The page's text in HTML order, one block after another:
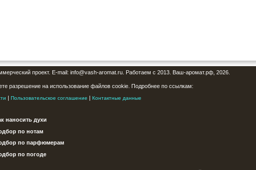
проект. E-mail: info@vash-aromat.ru. Работаем с 2013. Ваш-аромат.рф, 2026.
разрешение на использование файлов cookie. Подробнее по ссылкам:
| Пользовательское соглашение | Контактные данные
наносить духи
по нотам
по парфюмерам
по погоде